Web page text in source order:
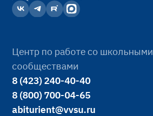
Центр по работе со школьными
сообществами
8 (423) 240-40-40
8 (800) 700-04-65
abiturient@vvsu.ru